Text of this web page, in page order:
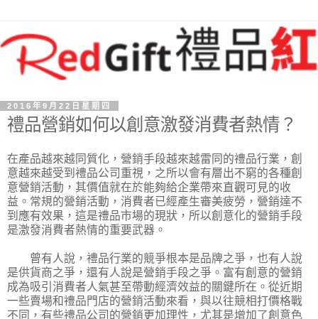
2016年9月22日星期四
禮品營銷如何以創意激發消費者熱情？
在產品越來越同質化，營銷手段越來越雷同的禮品行業，創
意越來越受到禮品公司重視，之所以會有層出不窮的各種創
意營銷活動，其價值就在於能夠給企業帶來直觀可見的收
益。常規的營銷活動，消費者已經產生審美疲勞，營銷達不
到應有效果，這是禮品市場的現狀，所以創意化的營銷手段
是激發消費者熱情的重要武器。
曾有人說，禮品行業的競爭根本是品牌之爭，也有人說
是供貨商之爭，還有人說是營銷手段之爭。富有創意的營銷
成為吸引消費者人氣甚至帶動經濟效益的關鍵所在。從近期
一些賣場和禮品門店的營銷活動來看，與以往競相打價格戰
不同，有些禮品公司的營銷更加理性，尤其是增加了創意色